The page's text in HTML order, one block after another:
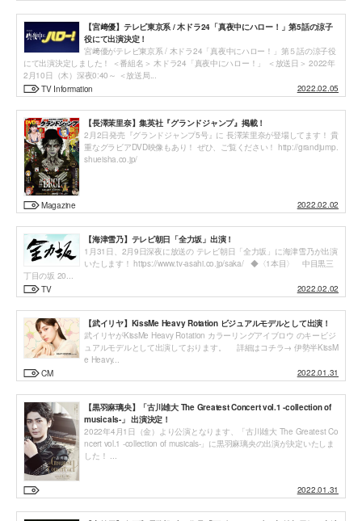
【宮﨑優】テレビ東京系 / 木ドラ24「真夜中にハロー！」第5話の涼子
役にて出演決定！
宮﨑優がテレビ東京系 / 木ドラ24「真夜中にハロー！」第５話の涼子役
にて出演決定しました！ ＜番組名＞ 木ドラ24「真夜中にハロー！」 ＜放送日＞ 2022年
2月10日（木）深夜0:40～ ＜放送局...
TV Information
2022.02.05
【長澤茉里奈】集英社『グランドジャンプ』掲載！
2月2日発売『グランドジャンプ5号』に 長澤茉里奈が登場してます！ 貴
重なグラビアDVD映像もあり！ ぜひ、ご覧ください！ http://grandjump.
shueisha.co.jp/
Magazine 2022.02.02
【海津雪乃】テレビ朝日「全力坂」出演！
1月31日、2月9日深夜に放送の テレビ朝日「全力坂」に海津雪乃が出演
いたします！ https://www.tv-asahi.co.jp/saka/ ◆〈1本目〉 中目黒三
丁目の坂 20...
TV
2022.02.02
【武イリヤ】KissMe Heavy Rotation ビジュアルモデルとして出演！
武イリヤがKissMe Heavy Rotation カラーリングアイブロウ のキービジ
ュアルモデルとして出演しております。 詳細はコチラ→ 伊勢半KissM
e Heavy...
CM
2022.01.31
【黒羽麻璃央】「古川雄大 The Greatest Concert vol.1 -collection of
musicals-」 出演決定！
2022年4月1日（金）より公演となります、「古川雄大 The Greatest Co
ncert vol.1 -collection of musicals-」に黒羽麻璃央の出演が決定いたしま
した！ ...
2022.01.31